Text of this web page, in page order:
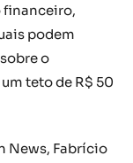
financeiro,
podem
o
teto de R$ 50
News, Fabrício